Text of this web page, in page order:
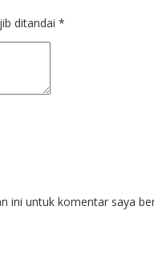
ditandai *
ini untuk komentar saya